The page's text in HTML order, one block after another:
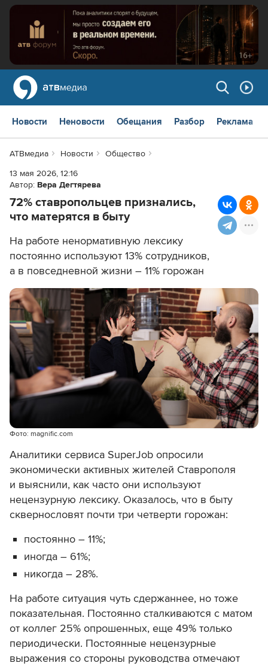
Новости Неновости Обещания Разбор Реклама
АТВмедиа Новости
Общество
13 мая 2026, 12:16
Автор: Вера Дегтярева
72% ставропольцев признались,
что матерятся в быту
На работе ненормативную лексику
постоянно используют 13% сотрудников,
а в повседневной жизни – 11% горожан
Фото: magnific.com
Аналитики сервиса SuperJob опросили
экономически активных жителей Ставрополя
и выяснили, как часто они используют
нецензурную лексику. Оказалось, что в быту
сквернословят почти три четверти горожан:
постоянно – 11%;
иногда – 61%;
никогда – 28%.
На работе ситуация чуть сдержаннее, но тоже
показательная. Постоянно сталкиваются с матом
от коллег 25% опрошенных, еще 49% только
периодически. Постоянные нецензурные
выражения со стороны руководства отмечают